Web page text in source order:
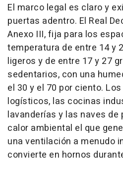
El marco legal es claro y
puertas adentro. El Real
Anexo III, fija para los
temperatura de entre 14 y
ligeros y de entre 17 y 27
sedentarios, con una
el 30 y el 70 por ciento.
logísticos, las cocinas
lavanderías y las naves
calor ambiental el que
una ventilación a menudo
convierte en hornos